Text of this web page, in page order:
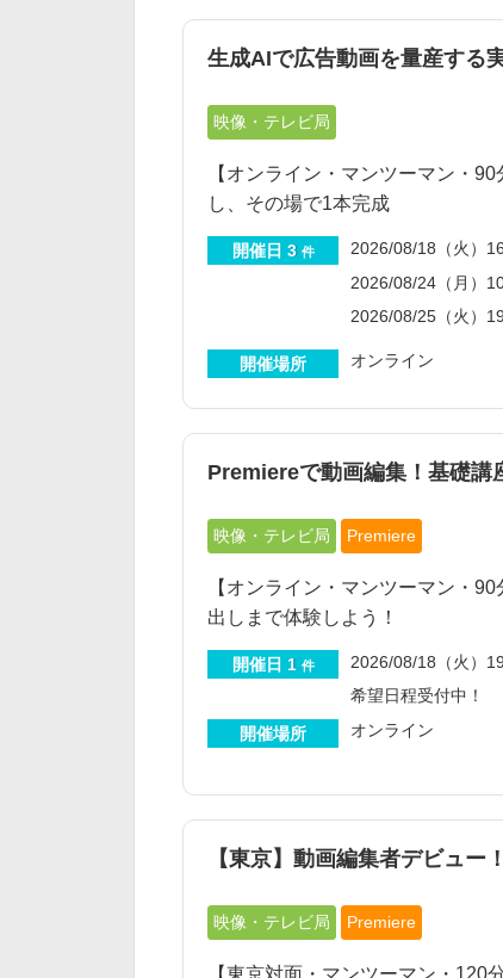
生成AIで広告動画を量産する
映像・テレビ局
【オンライン・マンツーマン・
し、その場で1本完成
開催日 3 件 2026/08/18（火）
2026/08/24（月）
2026/08/25（火）
開催場所 オンライン
Premiereで動画編集！基礎講
映像・テレビ局 Premiere
【オンライン・マンツーマン・
出しまで体験しよう！
開催日 1 件 2026/08/18（火）
希望日程受付中！
開催場所
オンライン
【東京】動画編集者デビュ
映像・テレビ局 Premiere
【東京対面・マンツーマン・120